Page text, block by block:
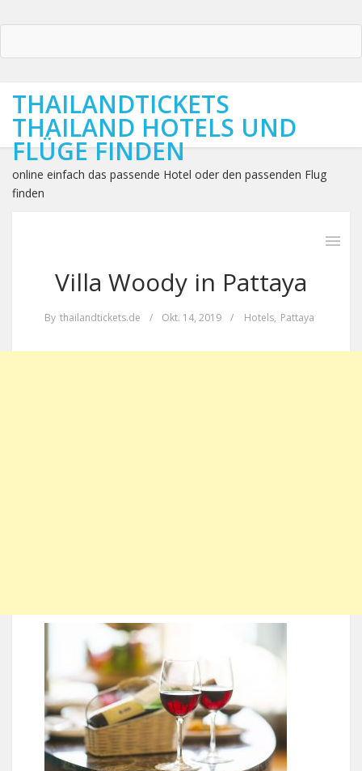
THAILANDTICKETS
THAILAND HOTELS UND
FLÜGE FINDEN
online einfach das passende Hotel oder den passenden Flug
finden
Villa Woody in Pattaya
By thailandtickets.de / Okt. 14, 2019 / Hotels, Pattaya